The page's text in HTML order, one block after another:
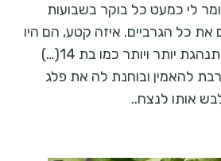
האלה קטנים עליי. זה בגלל שגדלתי" עידו, בן 7, אומר לי כמעט כל בוקר בשבועות
כל הגרביים. איזה קטע, הם היו
גדולות עליו ממש לא מזמן. "אמא הטייץ הזה לוחץ עליי", תמר, בת 9 שמתנהגת יותר ויותר כמו בת 14(…)
להאמין ובוחנת לה את פלג
אותו לנצח..